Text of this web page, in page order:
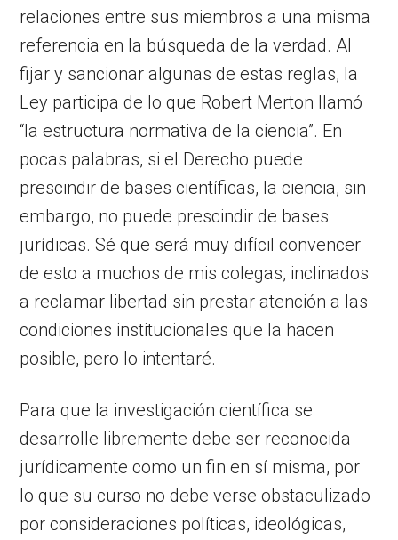
relaciones entre sus miembros a una misma
referencia en la búsqueda de la verdad. Al
fijar y sancionar algunas de estas reglas, la
Ley participa de lo que Robert Merton llamó
“la estructura normativa de la ciencia”. En
pocas palabras, si el Derecho puede
prescindir de bases científicas, la ciencia, sin
embargo, no puede prescindir de bases
jurídicas. Sé que será muy difícil convencer
de esto a muchos de mis colegas, inclinados
a reclamar libertad sin prestar atención a las
condiciones institucionales que la hacen
posible, pero lo intentaré.
Para que la investigación científica se
desarrolle libremente debe ser reconocida
jurídicamente como un fin en sí misma, por
lo que su curso no debe verse obstaculizado
por consideraciones políticas, ideológicas,